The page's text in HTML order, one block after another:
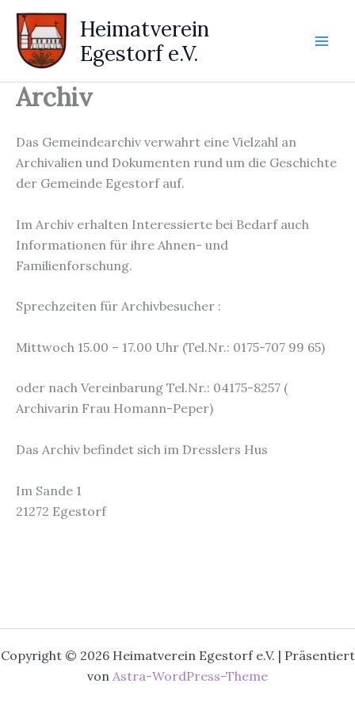
Zum
Inhalt
springen
Heimatverein
Egestorf e.V.
Archiv
Das Gemeindearchiv verwahrt eine Vielzahl an
Archivalien und Dokumenten rund um die Geschichte
der Gemeinde Egestorf auf.
Im Archiv erhalten Interessierte bei Bedarf auch
Informationen für ihre Ahnen- und
Familienforschung.
Sprechzeiten für Archivbesucher :
Mittwoch 15.00 – 17.00 Uhr (Tel.Nr.: 0175-707 99 65)
oder nach Vereinbarung Tel.Nr.: 04175-8257 (
Archivarin Frau Homann-Peper)
Das Archiv befindet sich im Dresslers Hus
Im Sande 1
21272 Egestorf
Copyright © 2026 Heimatverein Egestorf e.V. | Präsentiert
von Astra-WordPress-Theme